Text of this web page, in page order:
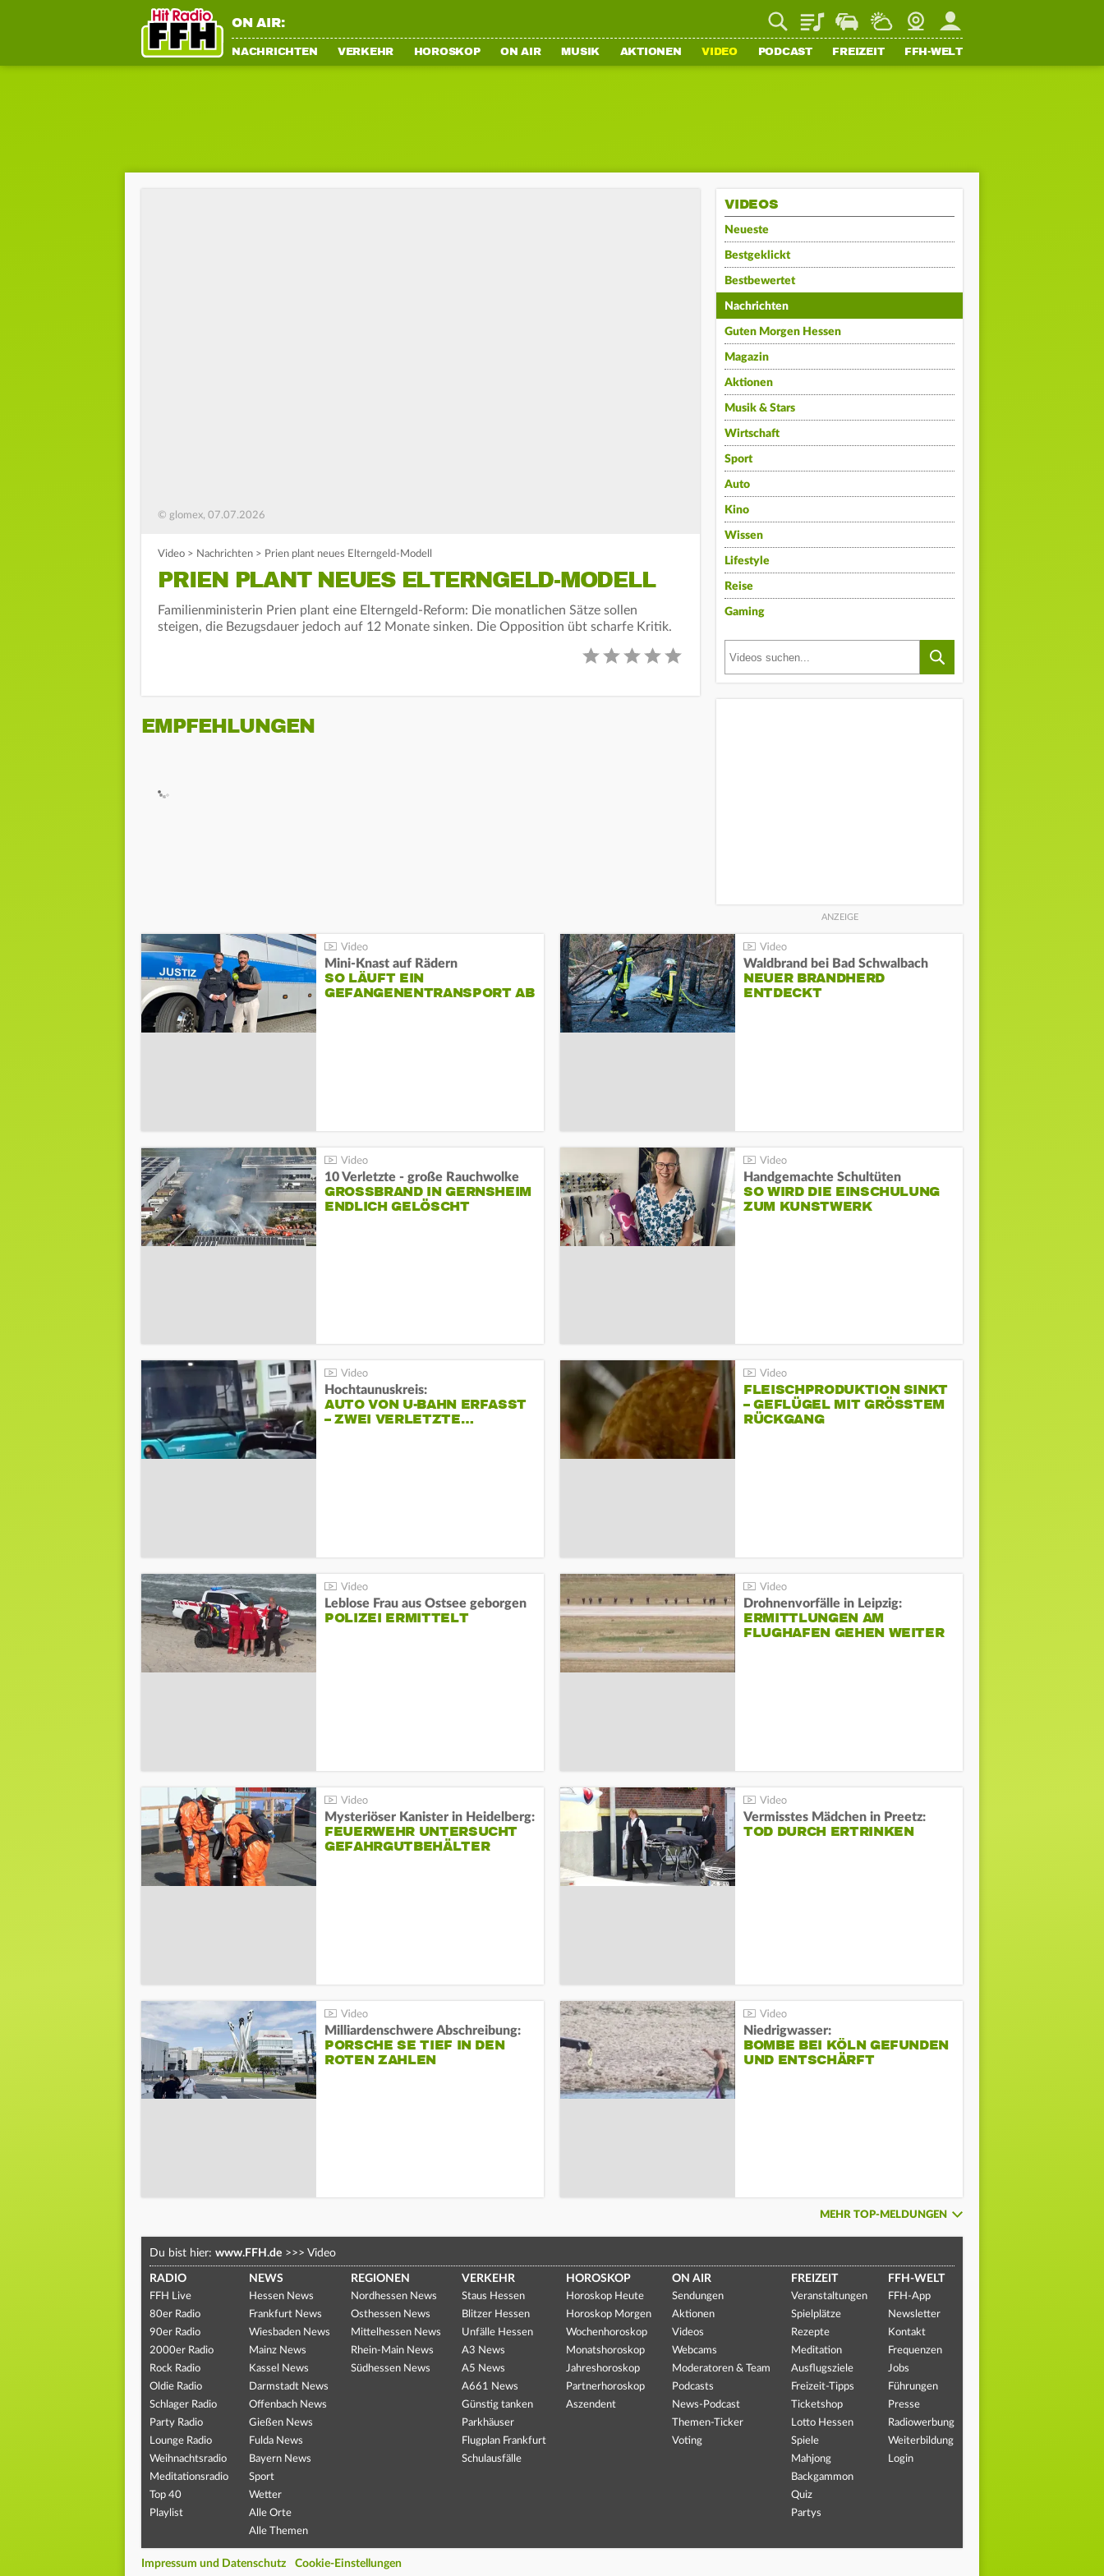
ON AIR: PlaylistStaupilotWetterWebcamMein FFH
NACHRICHTEN VERKEHR HOROSKOP ON AIR MUSIK AKTIONEN VIDEO PODCAST FREIZEIT FFH-WELT
© glomex, 07.07.2026
Video > Nachrichten > Prien plant neues Elterngeld-Modell
PRIEN PLANT NEUES ELTERNGELD-MODELL
Familienministerin Prien plant eine Elterngeld-Reform: Die monatlichen Sätze sollen
steigen, die Bezugsdauer jedoch auf 12 Monate sinken. Die Opposition übt scharfe Kritik.
EMPFEHLUNGEN
VIDEOS
Neueste
Bestgeklickt
Bestbewertet
Nachrichten
Guten Morgen Hessen
Magazin
Aktionen
Musik & Stars
Wirtschaft
Sport
Auto
Kino
Wissen
Lifestyle
Reise
Gaming
Mini-Knast auf Rädern
SO LÄUFT EIN
GEFANGENENTRANSPORT AB
Waldbrand bei Bad Schwalbach
NEUER BRANDHERD
ENTDECKT
10 Verletzte - große Rauchwolke
GROSSBRAND IN GERNSHEIM E
NDLICH GELÖSCHT
Handgemachte Schultüten
SO WIRD DIE EINSCHULUNG
ZUM KUNSTWERK
Hochtaunuskreis:
AUTO VON U-BAHN ERFASST
– ZWEI VERLETZTE…
FLEISCHPRODUKTION SINKT
– GEFLÜGEL MIT GRÖSSTEM R
ÜCKGANG
Leblose Frau aus Ostsee geborgen
POLIZEI ERMITTELT
Drohnenvorfälle in Leipzig:
ERMITTLUNGEN AM
FLUGHAFEN GEHEN WEITER
Mysteriöser Kanister in Heidelberg:
FEUERWEHR UNTERSUCHT
GEFAHRGUTBEHÄLTER
Vermisstes Mädchen in Preetz:
TOD DURCH ERTRINKEN
Milliardenschwere Abschreibung:
PORSCHE SE TIEF IN DEN
ROTEN ZAHLEN
Niedrigwasser:
BOMBE BEI KÖLN GEFUNDEN
UND ENTSCHÄRFT
MEHR TOP-MELDUNGEN
Du bist hier: www.FFH.de >>> Video
RADIO
FFH Live
80er Radio
90er Radio
2000er Radio
Rock Radio
Oldie Radio
Schlager Radio
Party Radio
Lounge Radio
Weihnachtsradio
Meditationsradio
Top 40
Playlist
NEWS
Hessen News
Frankfurt News
Wiesbaden News
Mainz News
Kassel News
Darmstadt News
Offenbach News
Gießen News
Fulda News
Bayern News
Sport
Wetter
Alle Orte
Alle Themen
REGIONEN
Nordhessen News
Osthessen News
Mittelhessen News
Rhein-Main News
Südhessen News
VERKEHR
Staus Hessen
Blitzer Hessen
Unfälle Hessen
A3 News
A5 News
A661 News
Günstig tanken
Parkhäuser
Flugplan Frankfurt
Schulausfälle
HOROSKOP
Horoskop Heute
Horoskop Morgen
Wochenhoroskop
Monatshoroskop
Jahreshoroskop
Partnerhoroskop
Aszendent
ON AIR
Sendungen
Aktionen
Videos
Webcams
Moderatoren & Team
Podcasts
News-Podcast
Themen-Ticker
Voting
FREIZEIT
Veranstaltungen
Spielplätze
Rezepte
Meditation
Ausflugsziele
Freizeit-Tipps
Ticketshop
Lotto Hessen
Spiele
Mahjong
Backgammon
Quiz
Partys
FFH-WELT
FFH-App
Newsletter
Kontakt
Frequenzen
Jobs
Führungen
Presse
Radiowerbung
Weiterbildung
Login
Impressum und Datenschutz Cookie-Einstellungen